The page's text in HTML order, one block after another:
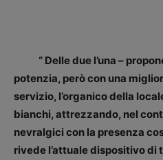
“ Delle due l’una –
potenzia, però con una
servizio, l’organico della
bianchi, attrezzando, nel
nevralgici con la presenza
rivede l’attuale dispositivo